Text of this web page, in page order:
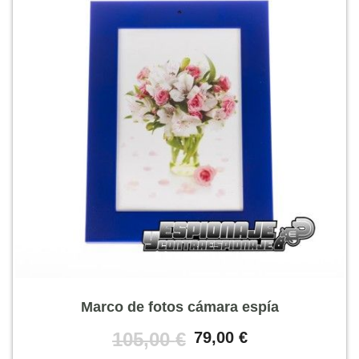
Marco de fotos cámara espía
105,00€ El
79,00 €El